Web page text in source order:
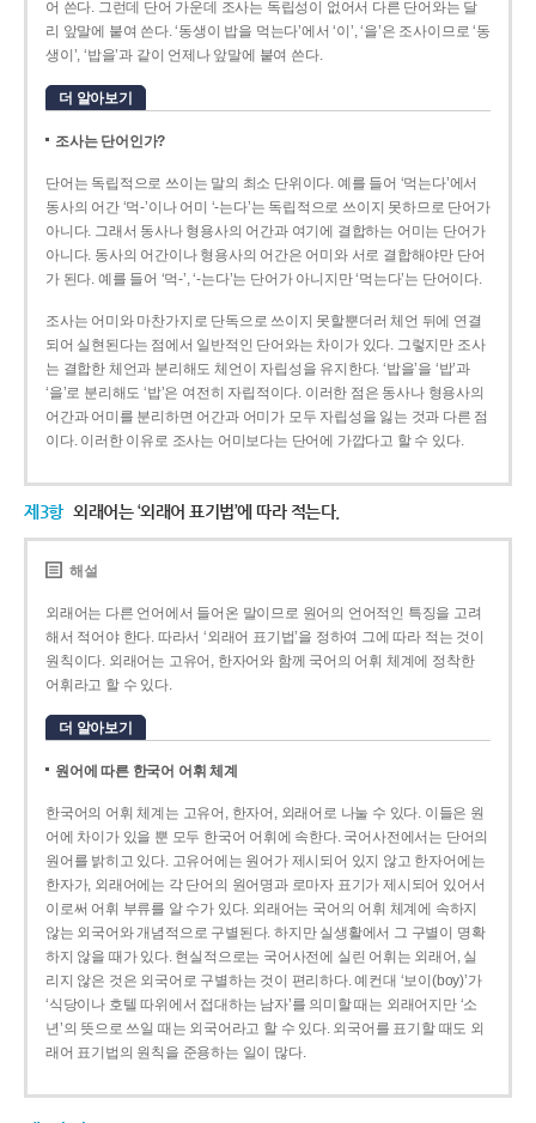
어 쓴다. 그런데 단어 가운데 조사는 독립성이 없어서 다른 단어와는 달
리 앞말에 붙여 쓴다. ‘동생이 밥을 먹는다’에서 ‘이’, ‘을’은 조사이므로 ‘동
생이’, ‘밥을’과 같이 언제나 앞말에 붙여 쓴다.
더 알아보기
조사는 단어인가?
단어는 독립적으로 쓰이는 말의 최소 단위이다. 예를 들어 ‘먹는다’에서
동사의 어간 ‘먹-­’이나 어미 ‘­-는다’는 독립적으로 쓰이지 못하므로 단어가
아니다. 그래서 동사나 형용사의 어간과 여기에 결합하는 어미는 단어가
아니다. 동사의 어간이나 형용사의 어간은 어미와 서로 결합해야만 단어
가 된다. 예를 들어 ‘먹-’, ‘-는다’는 단어가 아니지만 ‘먹는다’는 단어이다.
조사는 어미와 마찬가지로 단독으로 쓰이지 못할뿐더러 체언 뒤에 연결
되어 실현된다는 점에서 일반적인 단어와는 차이가 있다. 그렇지만 조사
는 결합한 체언과 분리해도 체언이 자립성을 유지한다. ‘밥을’을 ‘밥’과
‘을’로 분리해도 ‘밥’은 여전히 자립적이다. 이러한 점은 동사나 형용사의
어간과 어미를 분리하면 어간과 어미가 모두 자립성을 잃는 것과 다른 점
이다. 이러한 이유로 조사는 어미보다는 단어에 가깝다고 할 수 있다.
제3항 외래어는 ‘외래어 표기법’에 따라 적는다.
해설
외래어는 다른 언어에서 들어온 말이므로 원어의 언어적인 특징을 고려
해서 적어야 한다. 따라서 ‘외래어 표기법’을 정하여 그에 따라 적는 것이
원칙이다. 외래어는 고유어, 한자어와 함께 국어의 어휘 체계에 정착한
어휘라고 할 수 있다.
더 알아보기
원어에 따른 한국어 어휘 체계
한국어의 어휘 체계는 고유어, 한자어, 외래어로 나눌 수 있다. 이들은 원
어에 차이가 있을 뿐 모두 한국어 어휘에 속한다. 국어사전에서는 단어의
원어를 밝히고 있다. 고유어에는 원어가 제시되어 있지 않고 한자어에는
한자가, 외래어에는 각 단어의 원어명과 로마자 표기가 제시되어 있어서
이로써 어휘 부류를 알 수가 있다. 외래어는 국어의 어휘 체계에 속하지
않는 외국어와 개념적으로 구별된다. 하지만 실생활에서 그 구별이 명확
하지 않을 때가 있다. 현실적으로는 국어사전에 실린 어휘는 외래어, 실
리지 않은 것은 외국어로 구별하는 것이 편리하다. 예컨대 ‘보이(boy)’가
‘식당이나 호텔 따위에서 접대하는 남자’를 의미할 때는 외래어지만 ‘소
년’의 뜻으로 쓰일 때는 외국어라고 할 수 있다. 외국어를 표기할 때도 외
래어 표기법의 원칙을 준용하는 일이 많다.